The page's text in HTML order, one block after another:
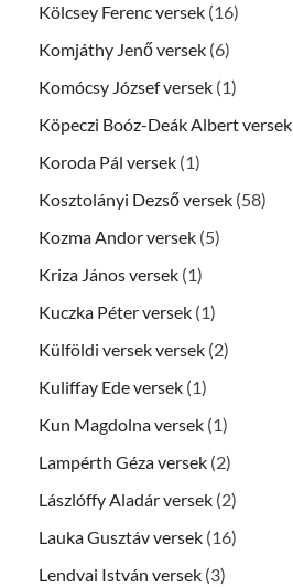
Kölcsey Ferenc versek (16)
Komjáthy Jenő versek (6)
Komócsy József versek (1)
Köpeczi Boóz-Deák Albert versek
Koroda Pál versek (1)
Kosztolányi Dezső versek (58)
Kozma Andor versek (5)
Kriza János versek (1)
Kuczka Péter versek (1)
Külföldi versek versek (2)
Kuliffay Ede versek (1)
Kun Magdolna versek (1)
Lampérth Géza versek (2)
Lászlóffy Aladár versek (2)
Lauka Gusztáv versek (16)
Lendvai István versek (3)